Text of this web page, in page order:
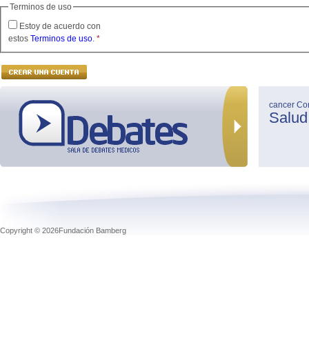
Terminos de uso
Estoy de acuerdo con
estos Terminos de uso. *
cancer
Salud
Copyright © 2026Fundación Bamberg